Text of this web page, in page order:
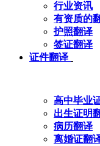
行业资讯
有资质的
护照翻译
签证翻译
证件翻译
高中毕业
出生证明
病历翻译
离婚证翻